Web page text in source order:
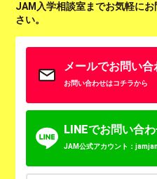
JAM入学相談室までお気軽に
さい。
メールでお問い合
お問い合わせはコチラから
LINEでお問い合
JAM公式アカウント：